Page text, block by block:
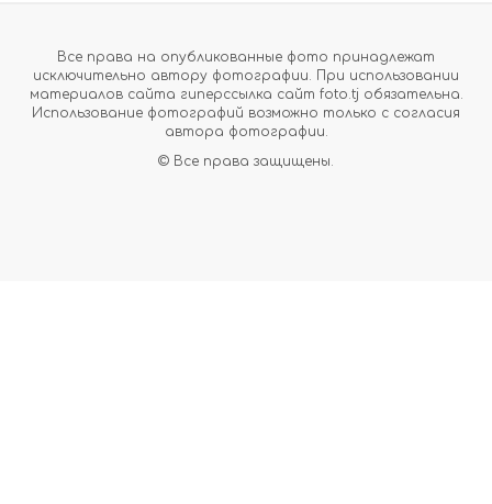
Все права на опубликованные фото принадлежат
исключительно автору фотографии. При использовании
материалов сайта гиперссылка сайт foto.tj обязательна.
Использование фотографий возможно только с согласия
автора фотографии.
© Все права защищены.